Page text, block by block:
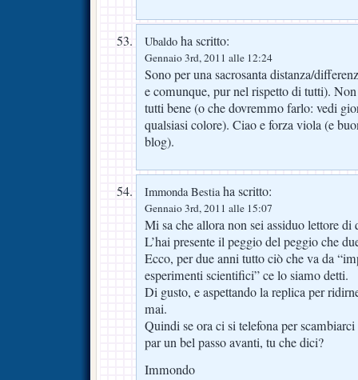
Ubaldo ha scritto:
Gennaio 3rd, 2011 alle 12:24
Sono per una sacrosanta distanza/
e comunque, pur nel rispetto di tutti).
tutti bene (o che dovremmo farlo: vedi
qualsiasi colore). Ciao e forza viola (e
blog).
Immonda Bestiaha scritto:
Gennaio 3rd, 2011 alle 15:07
Mi sa che allora non sei assiduo lettore di
L’hai presente il peggio del peggio che
Ecco, per due anni tutto ciò che va da
esperimenti scientifici” ce lo siamo detti.
Di gusto, e aspettando la replica per
mai.
Quindi se ora ci si telefona per
par un bel passo avanti, tu che dici?
Immondo